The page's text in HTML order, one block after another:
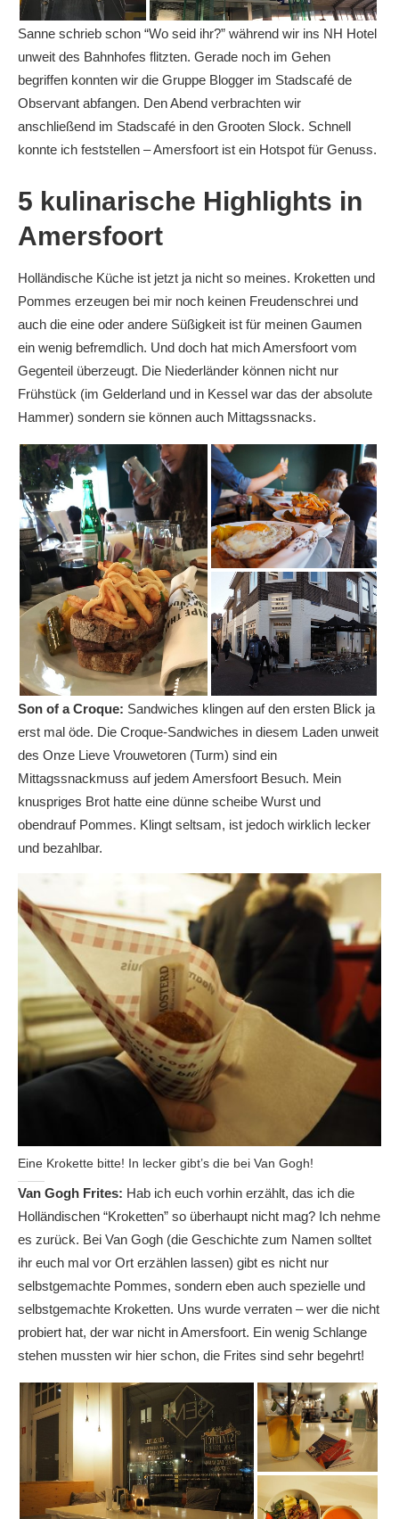
Sanne schrieb schon “Wo seid ihr?” während wir ins NH Hotel
unweit des Bahnhofes flitzten. Gerade noch im Gehen
begriffen konnten wir die Gruppe Blogger im Stadscafé de
Observant abfangen. Den Abend verbrachten wir
anschließend im Stadscafé in den Grooten Slock. Schnell
konnte ich feststellen – Amersfoort ist ein Hotspot für Genuss.
5 kulinarische Highlights in
Amersfoort
Holländische Küche ist jetzt ja nicht so meines. Kroketten und
Pommes erzeugen bei mir noch keinen Freudenschrei und
auch die eine oder andere Süßigkeit ist für meinen Gaumen
ein wenig befremdlich. Und doch hat mich Amersfoort vom
Gegenteil überzeugt. Die Niederländer können nicht nur
Frühstück (im Gelderland und in Kessel war das der absolute
Hammer) sondern sie können auch Mittagssnacks.
Son of a Croque: Sandwiches klingen auf den ersten Blick ja
erst mal öde. Die Croque-Sandwiches in diesem Laden unweit
des Onze Lieve Vrouwetoren (Turm) sind ein
Mittagssnackmuss auf jedem Amersfoort Besuch. Mein
knuspriges Brot hatte eine dünne scheibe Wurst und
obendrauf Pommes. Klingt seltsam, ist jedoch wirklich lecker
und bezahlbar.
Eine Krokette bitte! In lecker gibt’s die bei Van Gogh!
Van Gogh Frites: Hab ich euch vorhin erzählt, das ich die
Holländischen “Kroketten” so überhaupt nicht mag? Ich nehme
es zurück. Bei Van Gogh (die Geschichte zum Namen solltet
ihr euch mal vor Ort erzählen lassen) gibt es nicht nur
selbstgemachte Pommes, sondern eben auch spezielle und
selbstgemachte Kroketten. Uns wurde verraten – wer die nicht
probiert hat, der war nicht in Amersfoort. Ein wenig Schlange
stehen mussten wir hier schon, die Frites sind sehr begehrt!